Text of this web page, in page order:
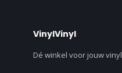
VinylVinyl
Dé winkel voor jouw vinyl